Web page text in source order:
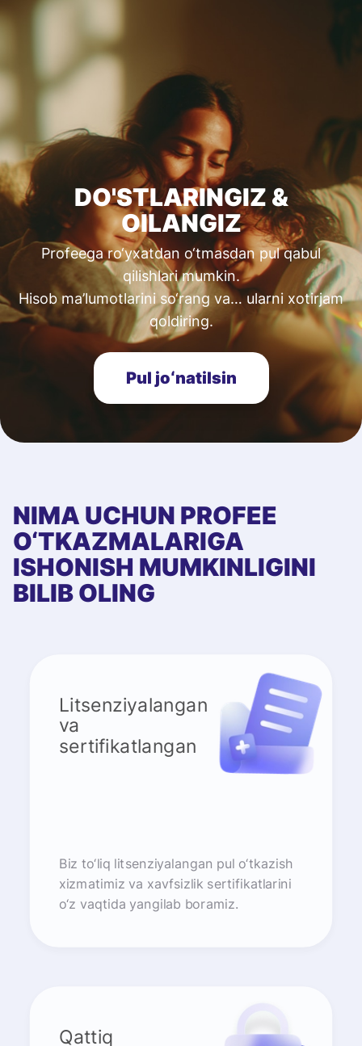
DO'STLARINGIZ &
OILANGIZ
Profeega ro‘yxatdan o‘tmasdan pul qabul
qilishlari mumkin.
Hisob ma’lumotlarini so‘rang va… ularni xotirjam
qoldiring.
Pul joʻnatilsin
NIMA UCHUN PROFEE
O‘TKAZMALARIGA
ISHONISH MUMKINLIGINI
BILIB OLING
Litsenziyalangan
va
sertifikatlangan
Biz to‘liq litsenziyalangan pul o‘tkazish
xizmatimiz va xavfsizlik sertifikatlarini
o‘z vaqtida yangilab boramiz.
Qattiq